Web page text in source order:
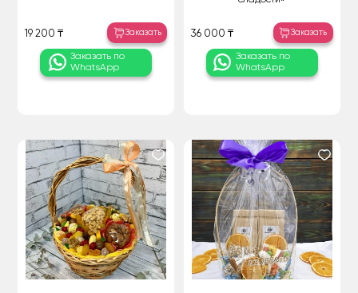
19 200 ₸ Заказать
Заказать по
WhatsApp
36 000 ₸ Заказать
Заказать по
WhatsApp